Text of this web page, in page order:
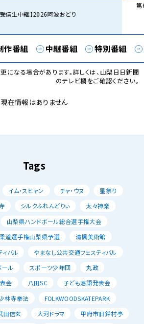
信生中継】2026阿波おどり
第
作番組 中継番組 特別番組
なる場合があります。詳しくは、山梨日日新聞
のテレビ欄をご確認ください。
現在情報はありません
Tags
イム・スヒャン チャ・ウヌ
星祭り
シルクふれんどりぃ
太々神楽
山梨県ハンドボール総合選手権大会
道選手権山梨県予選
清楓美術館
バル
やまなし公共交通フェスティバル
ール
スポーツ少年団
丸政
会
八田SC
子ども落語発表会
林寺拳法
FOLKWOODSKATEPARK
田信玄 大河ドラマ
甲府市旧鈴村亭